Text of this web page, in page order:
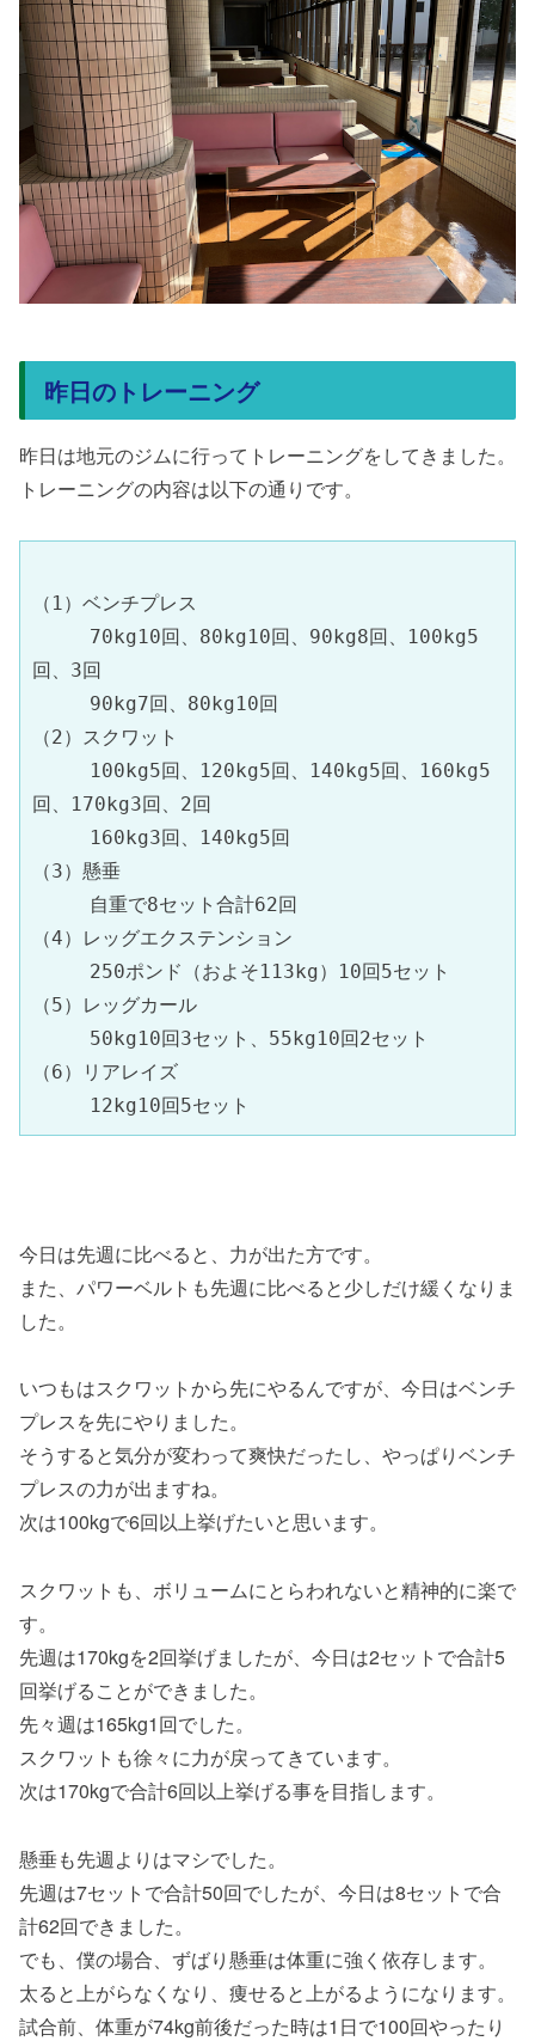
昨日のトレーニング
昨日は地元のジムに行ってトレーニングをしてきました。
トレーニングの内容は以下の通りです。
（1）ベンチプレス
70kg10回、80kg10回、90kg8回、100kg5
回、3回
90kg7回、80kg10回
（2）スクワット
100kg5回、120kg5回、140kg5回、160kg5
回、170kg3回、2回
160kg3回、140kg5回
（3）懸垂
自重で8セット合計62回
（4）レッグエクステンション
250ポンド（およそ113kg）10回5セット
（5）レッグカール
50kg10回3セット、55kg10回2セット
（6）リアレイズ
12kg10回5セット
今日は先週に比べると、力が出た方です。
また、パワーベルトも先週に比べると少しだけ緩くなりま
した。
いつもはスクワットから先にやるんですが、今日はベンチ
プレスを先にやりました。
そうすると気分が変わって爽快だったし、やっぱりベンチ
プレスの力が出ますね。
次は100kgで6回以上挙げたいと思います。
スクワットも、ボリュームにとらわれないと精神的に楽で
す。
先週は170kgを2回挙げましたが、今日は2セットで合計5
回挙げることができました。
先々週は165kg1回でした。
スクワットも徐々に力が戻ってきています。
次は170kgで合計6回以上挙げる事を目指します。
懸垂も先週よりはマシでした。
先週は7セットで合計50回でしたが、今日は8セットで合
計62回できました。
でも、僕の場合、ずばり懸垂は体重に強く依存します。
太ると上がらなくなり、痩せると上がるようになります。
試合前、体重が74kg前後だった時は1日で100回やったり